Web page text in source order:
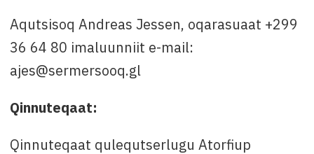
Aqutsisoq Andreas Jessen, oqarasuaat +299
36 64 80 imaluunniit e-mail:
ajes@sermersooq.gl
Qinnuteqaat:
Qinnuteqaat qulequtserlugu Atorfiup